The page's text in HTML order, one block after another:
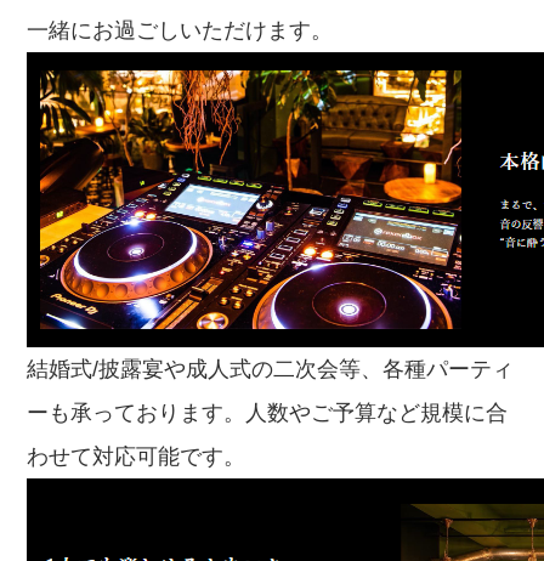
一緒にお過ごしいただけます。
結婚式/披露宴や成人式の二次会等、各種パーティ
ーも承っております。人数やご予算など規模に合
わせて対応可能です。